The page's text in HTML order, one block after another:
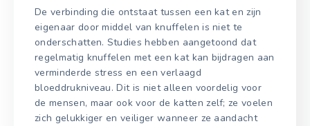
De verbinding die ontstaat tussen een kat en zijn
eigenaar door middel van knuffelen is niet te
onderschatten. Studies hebben aangetoond dat
regelmatig knuffelen met een kat kan bijdragen aan
verminderde stress en een verlaagd
bloeddrukniveau. Dit is niet alleen voordelig voor
de mensen, maar ook voor de katten zelf; ze voelen
zich gelukkiger en veiliger wanneer ze aandacht